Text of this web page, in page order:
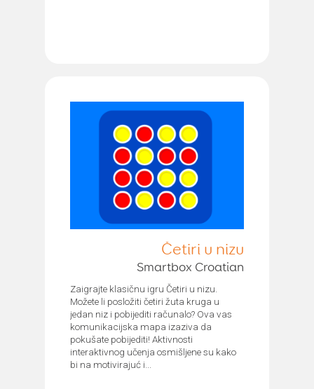
Četiri u nizu
Smartbox Croatian
Zaigrajte klasičnu igru Četiri u nizu.
Možete li posložiti četiri žuta kruga u
jedan niz i pobijediti računalo? Ova vas
komunikacijska mapa izaziva da
pokušate pobijediti! Aktivnosti
interaktivnog učenja osmišljene su kako
bi na motivirajuć i...